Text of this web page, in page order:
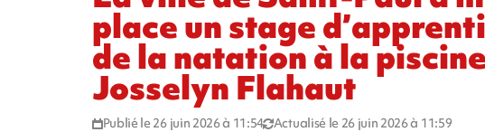
place un stage
de la natation à la piscine
Josselyn Flahaut
Publié le 26 juin 2026 à 11:54 Actualisé le 26 juin 2026 à 11:59